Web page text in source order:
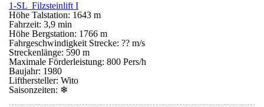
1-SL Filzsteinlift I
Höhe Talstation: 1643 m
Fahrzeit: 3,9 min
Höhe Bergstation: 1766 m
Fahrgeschwindigkeit Strecke: ?? m/s
Streckenlänge: 590 m
Maximale Förderleistung: 800 Pers/h
Baujahr: 1980
Lifthersteller: Wito
Saisonzeiten: ❄